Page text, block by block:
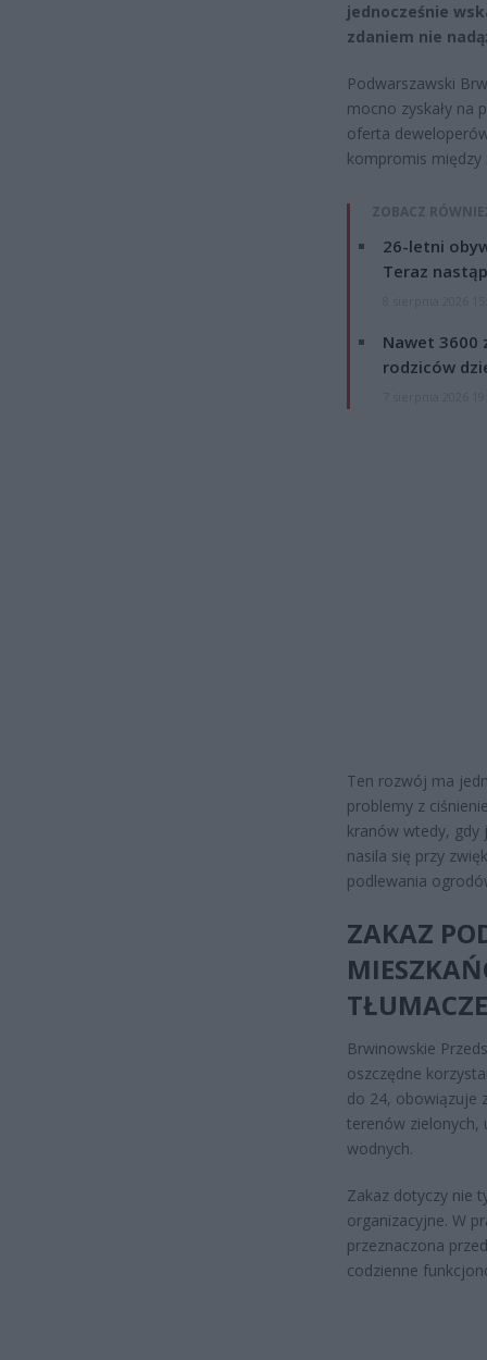
jednocześnie
zdaniem nie
Podwarszawski
mocno zyskały na
oferta
kompromis
ZOBACZ
26-letni
Teraz
Nawet 3600
rodziców
Ten rozwój ma
problemy z
kranów wtedy, gdy
nasila się przy
podlewania
ZAKAZ
Brwinowskie
oszczędne
do 24, obowiązuje
terenów zielonych,
wodnych.
Zakaz dotyczy nie
organizacyjne. W
przeznaczona
codzienne